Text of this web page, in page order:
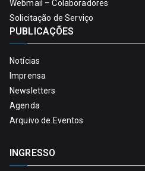
Webmail – Colaboradores
Solicitação de Serviço
PUBLICAÇÕES
Notícias
Imprensa
Newsletters
Agenda
Arquivo de Eventos
INGRESSO